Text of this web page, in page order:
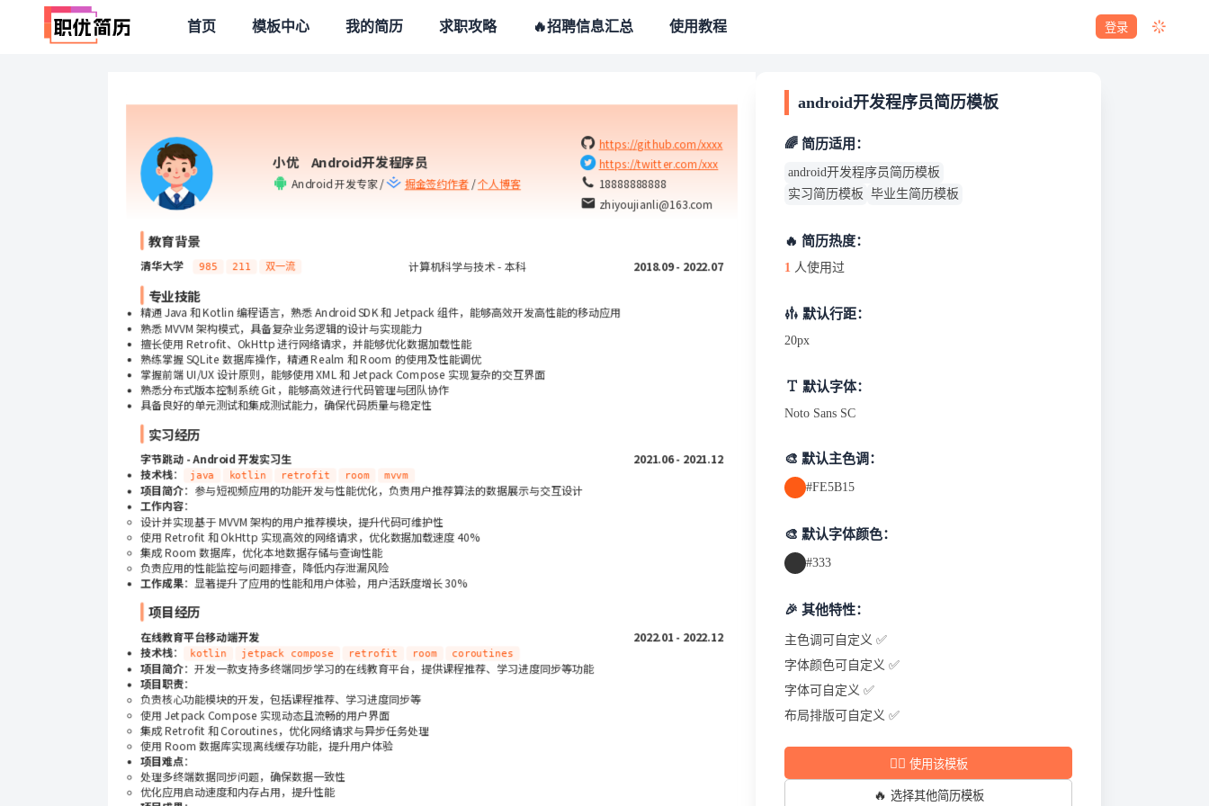
首页 模板中心 我的简历 求职攻略 🔥招聘信息汇总 使用教程 登录
小优    Android开发程序员
Android 开发专家 / 掘金签约作者 / 个人博客
https://github.com/xxxx
https://twitter.com/xxx
18888888888
zhiyoujianli@163.com
教育背景
清华大学 985 211 双一流 计算机科学与技术 - 本科 2018.09 - 2022.07
专业技能
精通 Java 和 Kotlin 编程语言，熟悉 Android SDK 和 Jetpack 组件，能够高效开发高性能的移动应用
熟悉 MVVM 架构模式，具备复杂业务逻辑的设计与实现能力
擅长使用 Retrofit、OkHttp 进行网络请求，并能够优化数据加载性能
熟练掌握 SQLite 数据库操作，精通 Realm 和 Room 的使用及性能调优
掌握前端 UI/UX 设计原则，能够使用 XML 和 Jetpack Compose 实现复杂的交互界面
熟悉分布式版本控制系统 Git，能够高效进行代码管理与团队协作
具备良好的单元测试和集成测试能力，确保代码质量与稳定性
实习经历
字节跳动 - Android 开发实习生 2021.06 - 2021.12
技术栈： java kotlin retrofit room mvvm
项目简介：参与短视频应用的功能开发与性能优化，负责用户推荐算法的数据展示与交互设计
工作内容：
设计并实现基于 MVVM 架构的用户推荐模块，提升代码可维护性
使用 Retrofit 和 OkHttp 实现高效的网络请求，优化数据加载速度 40%
集成 Room 数据库，优化本地数据存储与查询性能
负责应用的性能监控与问题排查，降低内存泄漏风险
工作成果：显著提升了应用的性能和用户体验，用户活跃度增长 30%
项目经历
在线教育平台移动端开发
2022.01 - 2022.12
技术栈： kotlin jetpack compose retrofit room coroutines
项目简介：开发一款支持多终端同步学习的在线教育平台，提供课程推荐、学习进度同步等功能
项目职责：
负责核心功能模块的开发，包括课程推荐、学习进度同步等
使用 Jetpack Compose 实现动态且流畅的用户界面
集成 Retrofit 和 Coroutines，优化网络请求与异步任务处理
使用 Room 数据库实现离线缓存功能，提升用户体验
项目难点：
处理多终端数据同步问题，确保数据一致性
优化应用启动速度和内存占用，提升性能
android开发程序员简历模板
🌈 简历适用：
android开发程序员简历模板
实习简历模板 毕业生简历模板
🔥 简历热度：
1 人使用过
默认行距：
20px
默认字体：
Noto Sans SC
🎨 默认主色调：
#FE5B15
🎨 默认字体颜色：
#333
🎉 其他特性：
主色调可自定义 ✅
字体颜色可自定义 ✅
字体可自定义 ✅
布局排版可自定义 ✅
✍🏻 使用该模板
🔥 选择其他简历模板